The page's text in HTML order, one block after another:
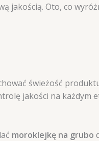
jakością. Oto, co
świeżość
jakości na każdym
moroklejkę na grubo